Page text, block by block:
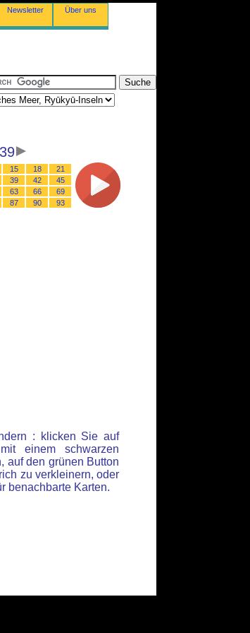
Newsletter Über uns
15 18
21
39 42
45
63 66
69
87 90 93
: klicken Sie auf
einem schwarzen
auf den grünen Button
zu verkleinern, oder
benachbarte Karten.